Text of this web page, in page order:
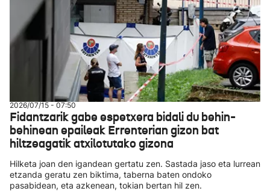
2026/07/15 - 07:50
Fidantzarik gabe espetxera bidali du behin-
behinean epaileak Errenterian gizon bat
hiltzeagatik atxilotutako gizona
Hilketa joan den igandean gertatu zen. Sastada jaso eta lurrean
etzanda geratu zen biktima, taberna baten ondoko
pasabidean, eta azkenean, tokian bertan hil zen.